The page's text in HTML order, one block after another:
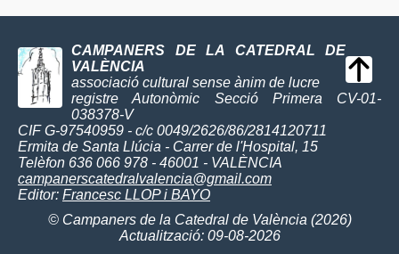
CAMPANERS DE LA CATEDRAL DE
VALÈNCIA
associació cultural sense ànim de lucre
registre Autonòmic Secció Primera CV-01-
038378-V
CIF G-97540959 - c/c 0049/2626/86/2814120711
Ermita de Santa Llúcia - Carrer de l'Hospital, 15
Telèfon 636 066 978 - 46001 - VALÈNCIA
campanerscatedralvalencia@gmail.com
Editor: Francesc LLOP i BAYO
© Campaners de la Catedral de València (2026)
Actualització: 09-08-2026